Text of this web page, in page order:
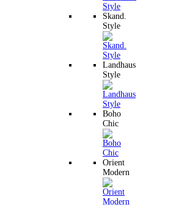
Skand.
Style
Landhaus
Style
Boho
Chic
Orient
Modern